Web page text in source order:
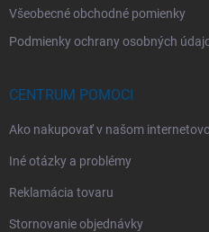
Všeobecné obchodné pomienky
Podmienky ochrany osobných
CENTRUM POMOCI
Ako nakupovať v našom
Iné otázky a problémy
Reklamácia tovaru
Stornovanie objednávky